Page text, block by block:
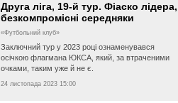
Друга ліга, 19-й тур. Фіаско лідера,
безкомпромісні середняки
«Футбольний клуб»
Заключний тур у 2023 році ознаменувався
осічкою флагмана ЮКСА, який, за втраченими
очками, таким уже й не є.
24 листопада 2023 15:00